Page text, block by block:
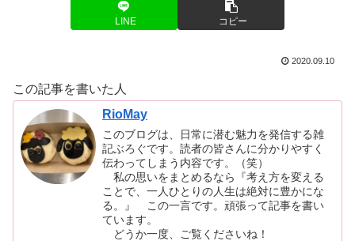
LINE コピー
2020.09.10
この記事を書いた人
RioMay
このブログは、日常に潜む魅力を発信する雑
記ぶろぐです。読者の皆さんに分かりやすく
伝わってしまう内容です。（笑）
私の思いをまとめるなら『考え方を変える
ことで、一人ひとりの人生は絶対に豊かにな
る。』 この一言です。頑張って記事を書い
ています。
どうか一度、ご覧くださいね！